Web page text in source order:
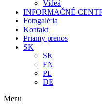
Videá
INFORMAČNÉ
Fotogaléria
Kontakt
Priamy prenos
SK
SK
EN
PL
DE
Menu